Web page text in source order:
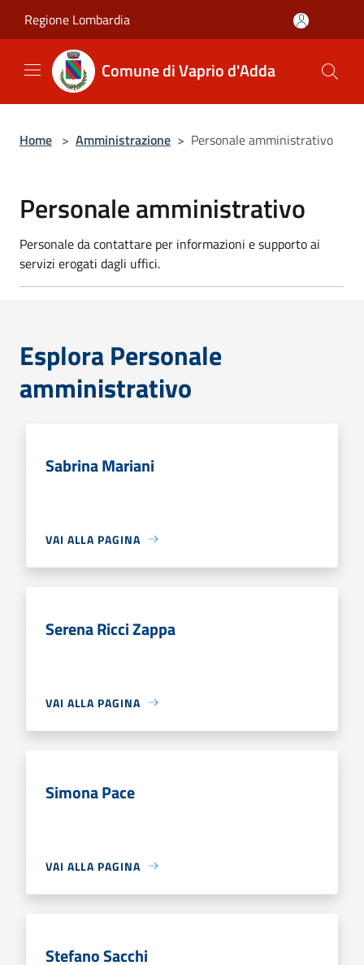
Regione Lombardia
Comune di Vaprio d'Adda
Home > Amministrazione > Personale amministrativo
Personale amministrativo
Personale da contattare per informazioni e supporto ai
servizi erogati dagli uffici.
Esplora Personale
amministrativo
Sabrina Mariani
VAI ALLA PAGINA
Serena Ricci Zappa
VAI ALLA PAGINA
Simona Pace
VAI ALLA PAGINA
Stefano Sacchi